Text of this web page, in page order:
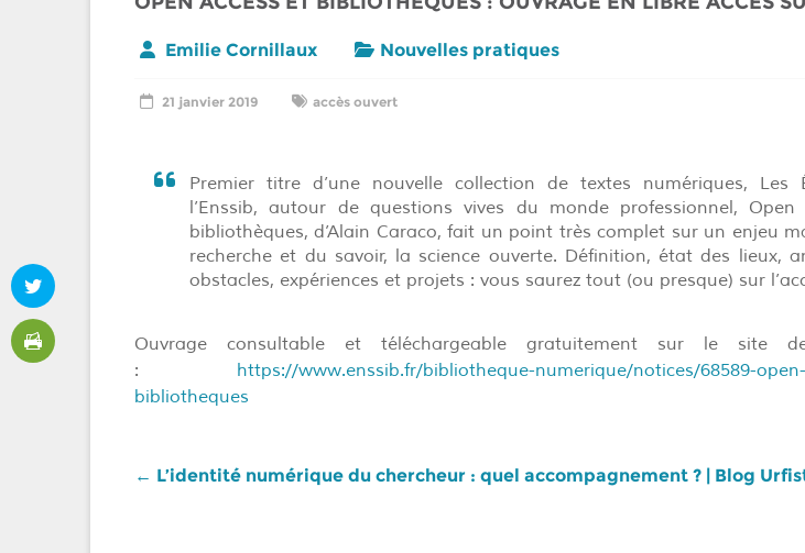
Emilie Cornillaux Nouvelles pratiques
21 janvier 2019 accès ouvert
Premier titre d’une nouvelle collection de textes numériques, Les
l’Enssib, autour de questions vives du monde professionnel, Open
bibliothèques, d’Alain Caraco, fait un point très complet sur un enjeu
recherche et du savoir, la science ouverte. Définition, état des lieux,
obstacles, expériences et projets : vous saurez tout (ou presque) sur
Ouvrage consultable et téléchargeable gratuitement sur le site de
: https://www.enssib.fr/bibliotheque-numerique/notices/68589-
bibliotheques
← L’identité numérique du chercheur : quel accompagnement ? | Blog